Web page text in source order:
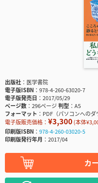
出版社
医学書院
電子版ISBN
978-4-260-63020-7
電子版発売日
2017/05/29
ページ数
296ページ判型
A5
フォーマット
PDF（パソコンへのダ
電子版販売価格： ¥3,300(本体
印刷版ISBN
978-4-260-03020-5
印刷版発行年月
2017/04
カ